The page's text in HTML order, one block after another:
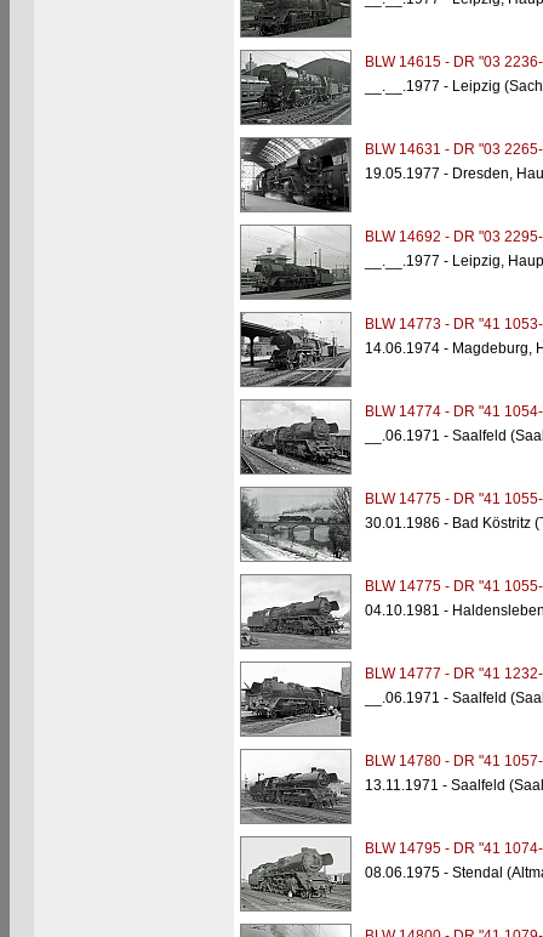
BLW 14615 - DR "03
__.__.1977 - Leipzig
BLW 14631 - DR "03
19.05.1977 - Dresden,
BLW 14692 - DR "03
__.__.1977 - Leipzig,
BLW 14773 - DR "41
14.06.1974 - Magdeburg,
BLW 14774 - DR "41
__.06.1971 - Saalfeld
BLW 14775 - DR "41
30.01.1986 - Bad Köstritz
BLW 14775 - DR "41
04.10.1981 -
BLW 14777 - DR "41
__.06.1971 - Saalfeld
BLW 14780 - DR "41
13.11.1971 - Saalfeld
BLW 14795 - DR "41
08.06.1975 - Stendal